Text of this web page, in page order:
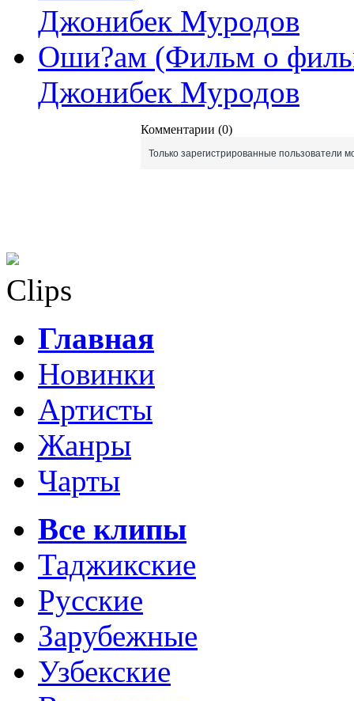
Джонибек Муродов
Оши?ам (Фильм о
Джонибек Муродов
Комментарии (0)
Только зарегистрированные пользователи
Clips
Главная
Новинки
Артисты
Жанры
Чарты
Все клипы
Таджикские
Русские
Зарубежные
Узбекские